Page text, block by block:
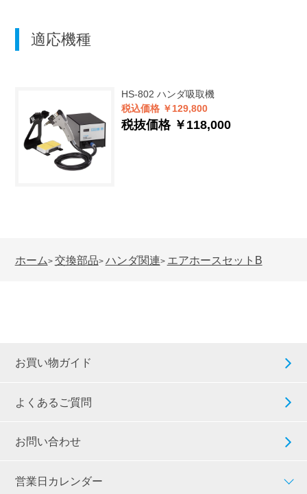
適応機種
HS-802 ハンダ吸取機
税込価格 ￥129,800
税抜価格 ￥118,000
ホーム> 交換部品> ハンダ関連> エアホースセットB
お買い物ガイド
よくあるご質問
お問い合わせ
営業日カレンダー